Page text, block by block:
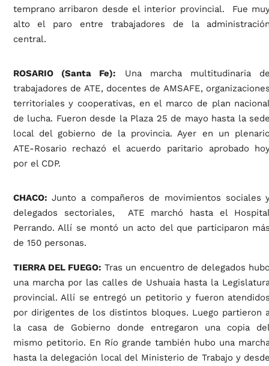
temprano arribaron desde el interior provincial. Fue
alto el paro entre trabajadores de la
central.
ROSARIO (Santa Fe): Una marcha multitudinaria
trabajadores de ATE, docentes de AMSAFE,
territoriales y cooperativas, en el marco de plan
de lucha. Fueron desde la Plaza 25 de mayo hasta la
local del gobierno de la provincia. Ayer en un
ATE-Rosario rechazó el acuerdo paritario aprobado
por el CDP.
CHACO: Junto a compañeros de movimientos sociales
delegados sectoriales, ATE marchó hasta el
Perrando. Allí se montó un acto del que participaron
de 150 personas.
TIERRA DEL FUEGO: Tras un encuentro de delegados
una marcha por las calles de Ushuaia hasta la
provincial. Allí se entregó un petitorio y fueron
por dirigentes de los distintos bloques. Luego partieron
la casa de Gobierno donde entregaron una copia
mismo petitorio. En Río grande también hubo una
hasta la delegación local del Ministerio de Trabajo y